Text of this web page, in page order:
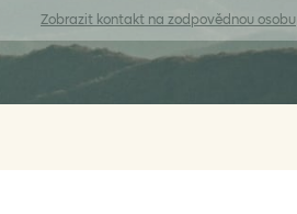
Zobrazit kontakt na zodpovědnou osobu